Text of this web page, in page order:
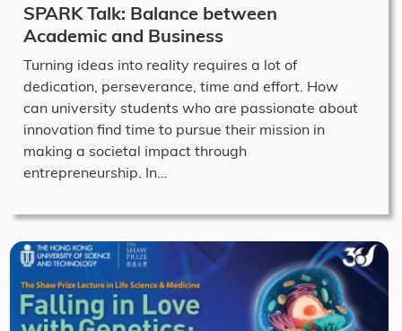
SPARK Talk: Balance between
Academic and Business
Turning ideas into reality requires a lot of
dedication, perseverance, time and effort. How
can university students who are passionate about
innovation find time to pursue their mission in
making a societal impact through
entrepreneurship. In…